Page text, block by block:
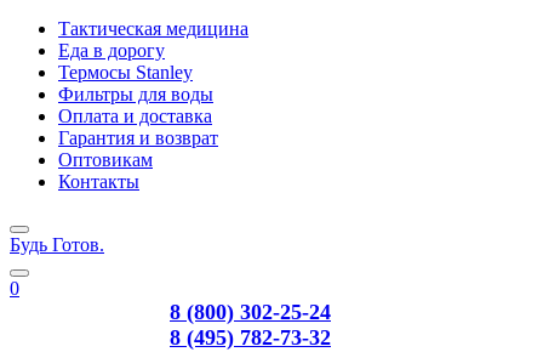
Тактическая медицина
Еда в дорогу
Термосы Stanley
Фильтры для воды
Оплата и доставка
Гарантия и возврат
Оптовикам
Контакты
Будь Готов.
0
8 (800) 302-25-24
8 (495) 782-73-32